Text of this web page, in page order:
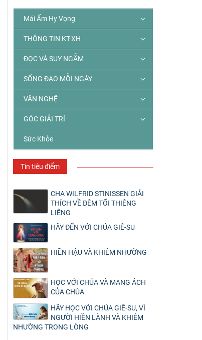
Mái Ấm Hy Vọng
THÔNG TIN KT-XH
ĐỌC VÀ SUY NGẪM
SỐNG ĐẠO MỖI NGÀY
VĂN NGHỆ
GÓC GIẢI TRÍ
Sức Khỏe
Tin tiêu điểm
CHA WILFRID STINISSEN GIẢI
THÍCH VỀ ĐÊM TỐI THIÊNG
LIÊNG
HÃY ĐẾN VỚI CHÚA GIÊ-SU
HIỀN HẬU VÀ KHIÊM NHƯỜNG
HỌC VỚI CHÚA VÀ MANG ÁCH
CỦA CHÚA
HÃY HỌC VỚI CHÚA GIÊ-SU, VÌ
NGƯỜI HIỀN LÀNH VÀ KHIÊM
NHƯỜNG TRONG LÒNG